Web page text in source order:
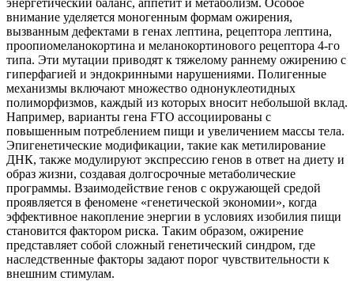
внимание уделяется моногенным формам ожирения,
вызванным дефектами в генах лептина, рецептора лептина,
проопиомеланокортина и меланокортинового рецептора 4-го
типа. Эти мутации приводят к тяжелому раннему ожирению с
гиперфагией и эндокринными нарушениями. Полигенные
механизмы включают множество однонуклеотидных
полиморфизмов, каждый из которых вносит небольшой вклад.
Например, варианты гена FTO ассоциированы с
повышенным потреблением пищи и увеличением массы тела.
Эпигенетические модификации, такие как метилирование
ДНК, также модулируют экспрессию генов в ответ на диету и
образ жизни, создавая долгосрочные метаболические
программы. Взаимодействие генов с окружающей средой
проявляется в феномене «генетической экономии», когда
эффективное накопление энергии в условиях изобилия пищи
становится фактором риска. Таким образом, ожирение
представляет собой сложный генетический синдром, где
наследственные факторы задают порог чувствительности к
внешним стимулам.